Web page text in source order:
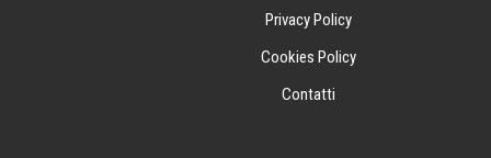
Privacy Policy
Cookies Policy
Contatti